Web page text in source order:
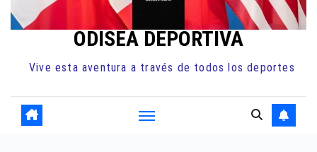
ODISEA DEPORTIVA
Vive esta aventura a través de todos los deportes